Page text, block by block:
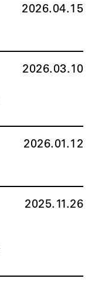
2026.04.15
2026.03.10
2026.01.12
2025.11.26